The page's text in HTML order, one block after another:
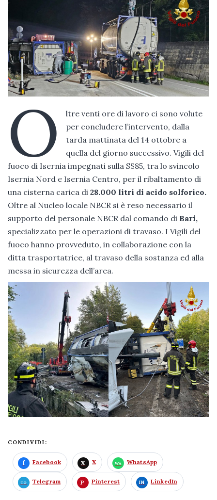
O
ltre venti ore di lavoro ci sono volute
per concludere l’intervento, dalla
tarda mattinata del 14 ottobre a
quella del giorno successivo. Vigili del
fuoco di Isernia impegnati sulla SS85, tra lo svincolo
Isernia Nord e Isernia Centro, per il ribaltamento di
una cisterna carica di 28.000 litri di acido solforico.
Oltre al Nucleo locale NBCR si è reso necessario il
supporto del personale NBCR dal comando di Bari,
specializzato per le operazioni di travaso. I Vigili del
fuoco hanno provveduto, in collaborazione con la
ditta trasportatrice, al travaso della sostanza ed alla
messa in sicurezza dell’area.
CONDIVIDI:
Facebook X WhatsApp
Telegram Pinterest LinkedIn